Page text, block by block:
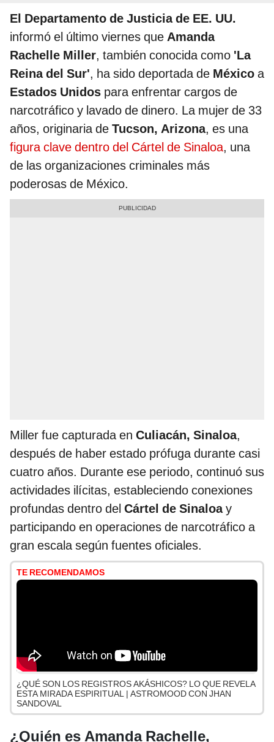
El Departamento de Justicia de EE. UU.
informó el último viernes que Amanda
Rachelle Miller, también conocida como 'La
Reina del Sur', ha sido deportada de México a
Estados Unidos para enfrentar cargos de
narcotráfico y lavado de dinero. La mujer de 33
años, originaria de Tucson, Arizona, es una
figura clave dentro del Cártel de Sinaloa, una
de las organizaciones criminales más
poderosas de México.
Miller fue capturada en Culiacán, Sinaloa,
después de haber estado prófuga durante casi
cuatro años. Durante ese periodo, continuó sus
actividades ilícitas, estableciendo conexiones
profundas dentro del Cártel de Sinaloay
participando en operaciones de narcotráfico a
gran escala según fuentes oficiales.
TE RECOMENDAMOS
¿QUÉ SON LOS REGISTROS AKÁSHICOS? LO QUE REVELA
ESTA MIRADA ESPIRITUAL | ASTROMOOD CON JHAN
SANDOVAL
¿Quién es Amanda Rachelle,